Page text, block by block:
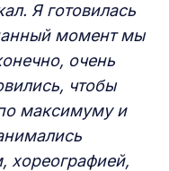
Я готовилась
момент мы
очень
чтобы
максимуму и
хореографией,